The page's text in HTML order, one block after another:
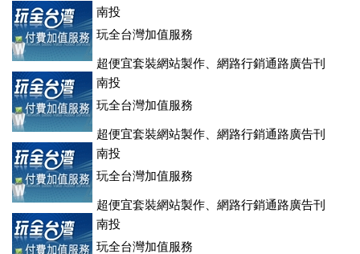
登、訂房系統、客房委託旅行社銷售，全面優惠中....
南投
玩全台灣加值服務
超便宜套裝網站製作、網路行銷通路廣告刊
登、訂房系統、客房委託旅行社銷售，全面優惠中....
南投
玩全台灣加值服務
超便宜套裝網站製作、網路行銷通路廣告刊
登、訂房系統、客房委託旅行社銷售，全面優惠中....
南投
玩全台灣加值服務
超便宜套裝網站製作、網路行銷通路廣告刊
登、訂房系統、客房委託旅行社銷售，全面優惠中....
南投
玩全台灣加值服務